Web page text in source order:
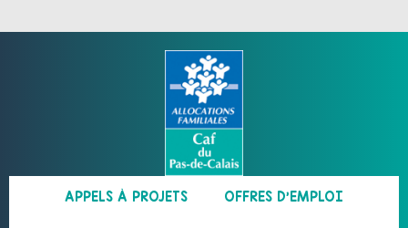
APPELS À PROJETS OFFRES D’EMPLOI